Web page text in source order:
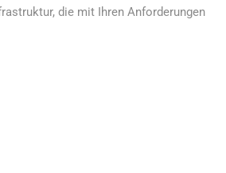
die mit Ihren Anforderungen